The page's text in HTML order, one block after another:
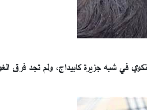
في شبه جزيرة كابيداج، ولم تجد فرق